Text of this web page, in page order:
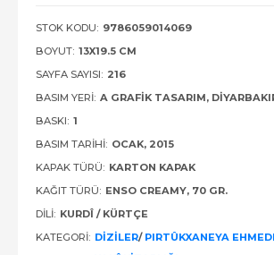
STOK KODU: 9786059014069
BOYUT: 13X19.5 CM
SAYFA SAYISI: 216
BASIM YERI: A GRAFIK TASARIM,
BASKI: 1
BASIM TARIHI: OCAK, 2015
KAPAK TÜRÜ: KARTON KAPAK
KAĞIT TÜRÜ: ENSO CREAMY, 70 GR.
DILI: KURDÎ / KÜRTÇE
KATEGORI: DİZİLER/ PIRTÛKXANEYA